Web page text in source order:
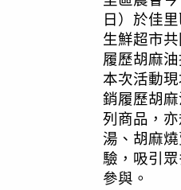
日）於佳
生鮮超市
履歷胡麻油
本次活動
銷履歷胡
列商品，
湯、胡麻
驗，吸引
參與。